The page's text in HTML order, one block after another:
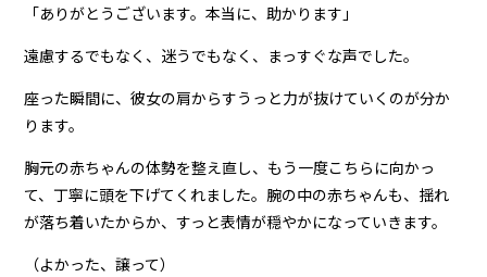
「ありがとうございます。本当に、助かります」
遠慮するでもなく、迷うでもなく、まっすぐな声でした。
座った瞬間に、彼女の肩からすうっと力が抜けていくのが分か
ります。
胸元の赤ちゃんの体勢を整え直し、もう一度こちらに向かっ
て、丁寧に頭を下げてくれました。腕の中の赤ちゃんも、揺れ
が落ち着いたからか、すっと表情が穏やかになっていきます。
（よかった、譲って）